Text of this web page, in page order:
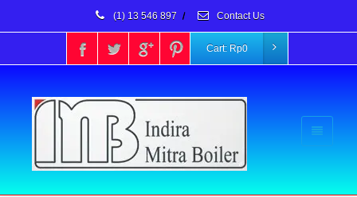
(1) 13 546 897 / Contact Us
Cart: Rp0